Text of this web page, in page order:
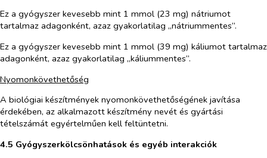
Ez a gyógyszer kevesebb mint 1 mmol (23 mg) nátriumot
tartalmaz adagonként, azaz gyakorlatilag „nátriummentes”.
Ez a gyógyszer kevesebb mint 1 mmol (39 mg) káliumot tartalmaz
adagonként, azaz gyakorlatilag „káliummentes”.
Nyomonkövethetőség
A biológiai készítmények nyomonkövethetőségének javítása
érdekében, az alkalmazott készítmény nevét és gyártási
tételszámát egyértelműen kell feltüntetni.
4.5 Gyógyszerkölcsönhatások és egyéb interakciók